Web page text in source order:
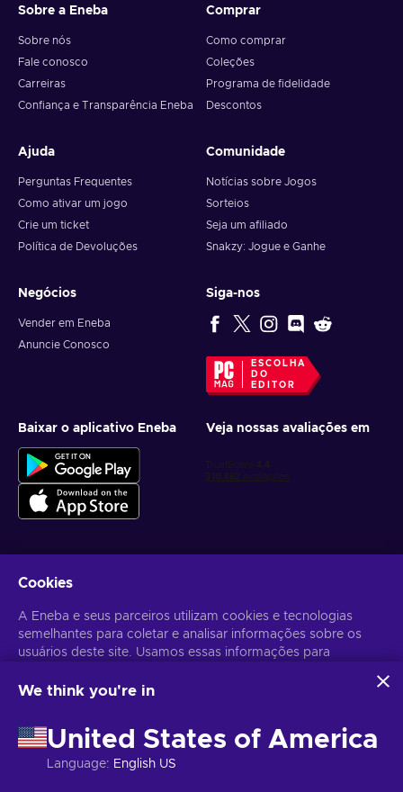
Sobre a Eneba
Sobre nós
Fale conosco
Carreiras
Confiança e Transparência Eneba
Comprar
Como comprar
Coleções
Programa de fidelidade
Descontos
Ajuda
Perguntas Frequentes
Como ativar um jogo
Crie um ticket
Política de Devoluções
Comunidade
Notícias sobre Jogos
Sorteios
Seja um afiliado
Snakzy: Jogue e Ganhe
Negócios
Vender em Eneba
Anuncie Conosco
Siga-nos
ESCOLHA
DO
EDITOR
Baixar o aplicativo Eneba Veja nossas avaliações em
Receba ofertas personalizadas de jogos
Inscrever-se
Você pode cancelar sua inscrição a qualquer momento. Acesse
Cookies
A Eneba e seus parceiros utilizam cookies e tecnologias
semelhantes para coletar e analisar informações sobre os
usuários deste site. Usamos essas informações para
Seus dados pessoais também podem ser usados para a
Ao clicar em "Aceitar todos", você concorda com o uso
dessas tecnologias pela Eneba e seus parceiros. Você pode
ajustar seu consentimento clicando em "Personalizar".
We think you're in
United States of America
Language: English US